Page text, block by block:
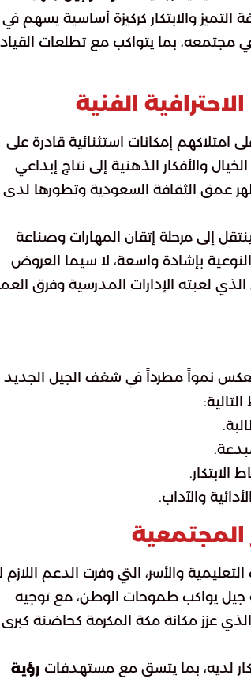
التميز والابتكار كركيزة أساسية يسهم في
مجتمعه، بما يتواكب مع تطلعات
الفنية
إمكانات استثنائية قادرة على
والأفكار الذهنية إلى نتاج إبداعي
عمق الثقافة السعودية وتطورها لدى
إلى مرحلة إتقان المهارات وصناعة
بإشادة واسعة، لا سيما العروض
مع تثمين الدور المحوري الذي لعبته الإدارات المدرسية وفرق
نمواً مطرداً في شغف الجيل الجديد
والآداب.
المجتمعية
والأسر، التي وفرت الدعم اللازم
جيل يواكب طموحات الوطن، مع توجيه
الذي عزز مكانة مكة المكرمة كحاضنة كبرى
لديه، بما يتسق مع مستهدفات رؤية